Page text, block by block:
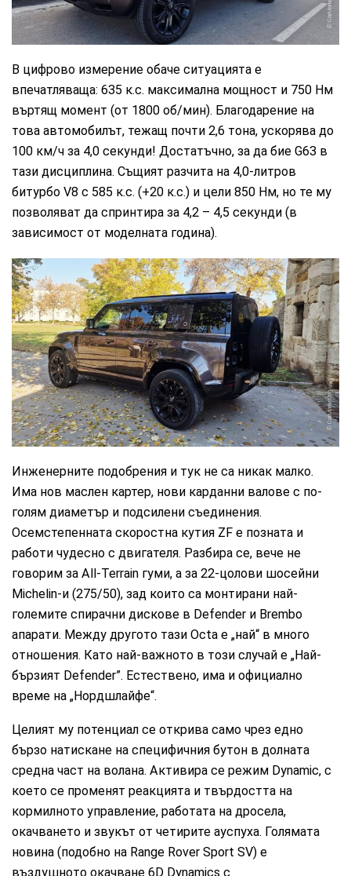
В цифрово измерение обаче ситуацията е
впечатляваща: 635 к.с. максимална мощност и 750 Нм
въртящ момент (от 1800 об/мин). Благодарение на
това автомобилът, тежащ почти 2,6 тона, ускорява до
100 км/ч за 4,0 секунди! Достатъчно, за да бие G63 в
тази дисциплина. Същият разчита на 4,0-литров
битурбо V8 с 585 к.с. (+20 к.с.) и цели 850 Нм, но те му
позволяват да спринтира за 4,2 – 4,5 секунди (в
зависимост от моделната година).
CarMarket.bg
Инженерните подобрения и тук не са никак малко.
Има нов маслен картер, нови карданни валове с по-
голям диаметър и подсилени съединения.
Осемстепенната скоростна кутия ZF е позната и
работи чудесно с двигателя. Разбира се, вече не
говорим за All-Terrain гуми, а за 22-цолови шосейни
Michelin-и (275/50), зад които са монтирани най-
големите спирачни дискове в Defender и Brembo
апарати. Между другото тази Octa е „най“ в много
отношения. Като най-важното в този случай е „Най-
бързият Defender”. Естествено, има и официално
време на „Нордшлайфе“.
Целият му потенциал се открива само чрез едно
бързо натискане на специфичния бутон в долната
средна част на волана. Активира се режим Dynamic, с
което се променят реакцията и твърдостта на
кормилното управление, работата на дросела,
окачването и звукът от четирите ауспуха. Голямата
новина (подобно на Range Rover Sport SV) е
въздушното окачване 6D Dynamics с